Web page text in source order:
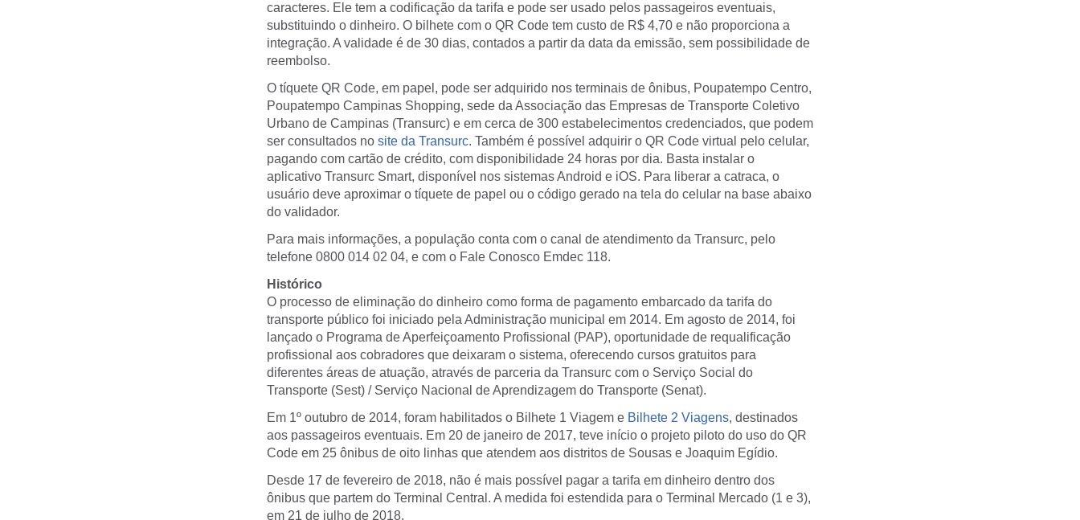
caracteres. Ele tem a codificação da tarifa e pode ser usado pelos passageiros eventuais,
substituindo o dinheiro. O bilhete com o QR Code tem custo de R$ 4,70 e não proporciona a
integração. A validade é de 30 dias, contados a partir da data da emissão, sem possibilidade de
reembolso.
O tíquete QR Code, em papel, pode ser adquirido nos terminais de ônibus, Poupatempo Centro,
Poupatempo Campinas Shopping, sede da Associação das Empresas de Transporte Coletivo
Urbano de Campinas (Transurc) e em cerca de 300 estabelecimentos credenciados, que podem
ser consultados no site da Transurc. Também é possível adquirir o QR Code virtual pelo celular,
pagando com cartão de crédito, com disponibilidade 24 horas por dia. Basta instalar o
aplicativo Transurc Smart, disponível nos sistemas Android e iOS. Para liberar a catraca, o
usuário deve aproximar o tíquete de papel ou o código gerado na tela do celular na base abaixo
do validador.
Para mais informações, a população conta com o canal de atendimento da Transurc, pelo
telefone 0800 014 02 04, e com o Fale Conosco Emdec 118.
Histórico
O processo de eliminação do dinheiro como forma de pagamento embarcado da tarifa do
transporte público foi iniciado pela Administração municipal em 2014. Em agosto de 2014, foi
lançado o Programa de Aperfeiçoamento Profissional (PAP), oportunidade de requalificação
profissional aos cobradores que deixaram o sistema, oferecendo cursos gratuitos para
diferentes áreas de atuação, através de parceria da Transurc com o Serviço Social do
Transporte (Sest) / Serviço Nacional de Aprendizagem do Transporte (Senat).
Em 1º outubro de 2014, foram habilitados o Bilhete 1 Viagem e Bilhete 2 Viagens, destinados
aos passageiros eventuais. Em 20 de janeiro de 2017, teve início o projeto piloto do uso do QR
Code em 25 ônibus de oito linhas que atendem aos distritos de Sousas e Joaquim Egídio.
Desde 17 de fevereiro de 2018, não é mais possível pagar a tarifa em dinheiro dentro dos
ônibus que partem do Terminal Central. A medida foi estendida para o Terminal Mercado (1 e 3),
em 21 de julho de 2018.